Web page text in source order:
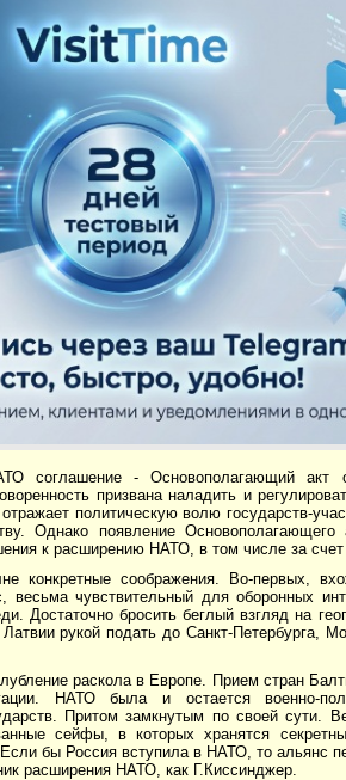
соглашение - Основополагающий акт
призвана наладить и
политическую волю государств-
Однако появление
к расширению НАТО, в том числе за счет
конкретные соображения. Во-первых,
чувствительный для оборонных
Достаточно бросить беглый взгляд на
рукой подать до Санкт-Петербурга,
раскола в Европе. Прием стран
НАТО была и остается военно-
Притом замкнутым по своей сути.
сейфы, в которых хранятся
бы Россия вступила в НАТО, то альянс
расширения НАТО, как Г.Киссинджер.